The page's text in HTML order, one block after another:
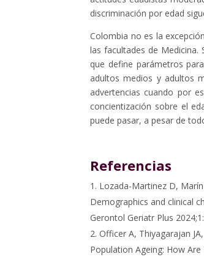
discriminación por edad
Colombia no es la
las facultades de Medicina.
que define parámetros
adultos medios y adultos
advertencias cuando por
concientización sobre el
puede pasar, a pesar de
Referencias
Lozada-Martinez D,
Demographics and clinical
Gerontol Geriatr Plus
Officer A, Thiyagarajan
Population Ageing: How Are